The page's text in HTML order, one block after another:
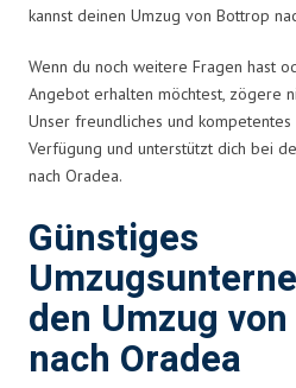
kannst deinen Umzug von Bottrop
Wenn du noch weitere Fragen hast
Angebot erhalten möchtest, zögere
Unser freundliches und
Verfügung und unterstützt dich bei
nach Oradea.
Günstiges
den Umzug
nach Oradea